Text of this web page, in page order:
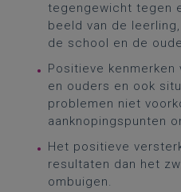
tegengewicht tegen
beeld van de
de school en de
Positieve kenmerken
en ouders en ook
problemen niet
aanknopingspunten
Het positieve
resultaten dan het
ombuigen.